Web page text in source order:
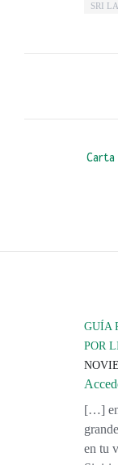
SRI
GUÍA
POR
[…] en
en tu